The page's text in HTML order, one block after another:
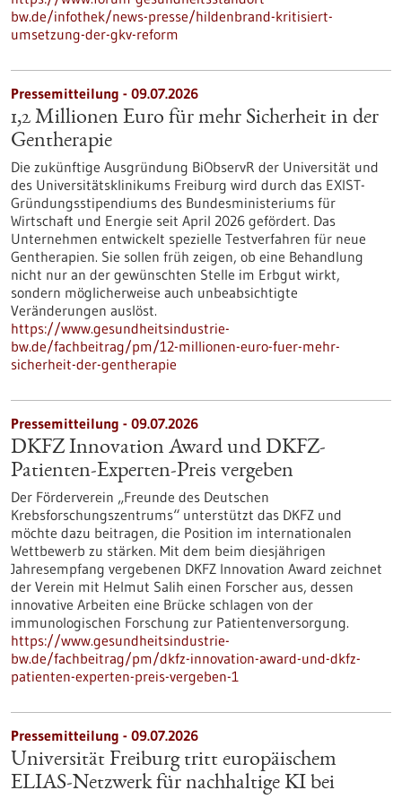
bw.de/infothek/news-presse/hildenbrand-kritisiert-
umsetzung-der-gkv-reform
Pressemitteilung - 09.07.2026
1,2 Millionen Euro für mehr Sicherheit in der
Gentherapie
Die zukünftige Ausgründung BiObservR der Universität und
des Universitätsklinikums Freiburg wird durch das EXIST-
Gründungsstipendiums des Bundesministeriums für
Wirtschaft und Energie seit April 2026 gefördert. Das
Unternehmen entwickelt spezielle Testverfahren für neue
Gentherapien. Sie sollen früh zeigen, ob eine Behandlung
nicht nur an der gewünschten Stelle im Erbgut wirkt,
sondern möglicherweise auch unbeabsichtigte
Veränderungen auslöst.
https://www.gesundheitsindustrie-
bw.de/fachbeitrag/pm/12-millionen-euro-fuer-mehr-
sicherheit-der-gentherapie
Pressemitteilung - 09.07.2026
DKFZ Innovation Award und DKFZ-
Patienten-Experten-Preis vergeben
Der Förderverein „Freunde des Deutschen
Krebsforschungszentrums“ unterstützt das DKFZ und
möchte dazu beitragen, die Position im internationalen
Wettbewerb zu stärken. Mit dem beim diesjährigen
Jahresempfang vergebenen DKFZ Innovation Award zeichnet
der Verein mit Helmut Salih einen Forscher aus, dessen
innovative Arbeiten eine Brücke schlagen von der
immunologischen Forschung zur Patientenversorgung.
https://www.gesundheitsindustrie-
bw.de/fachbeitrag/pm/dkfz-innovation-award-und-dkfz-
patienten-experten-preis-vergeben-1
Pressemitteilung - 09.07.2026
Universität Freiburg tritt europäischem
ELIAS-Netzwerk für nachhaltige KI bei